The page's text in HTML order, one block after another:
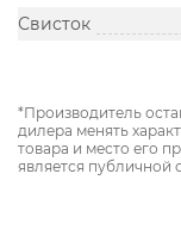
Свисток
*Производитель
дилера менять
товара и место его
является публичной